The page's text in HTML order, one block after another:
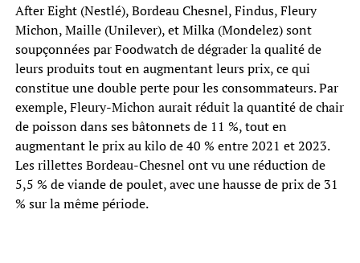
After Eight (Nestlé), Bordeau Chesnel, Findus, Fleury
Michon, Maille (Unilever), et Milka (Mondelez) sont
soupçonnées par Foodwatch de dégrader la qualité de
leurs produits tout en augmentant leurs prix, ce qui
constitue une double perte pour les consommateurs. Par
exemple, Fleury-Michon aurait réduit la quantité de chair
de poisson dans ses bâtonnets de 11 %, tout en
augmentant le prix au kilo de 40 % entre 2021 et 2023.
Les rillettes Bordeau-Chesnel ont vu une réduction de
5,5 % de viande de poulet, avec une hausse de prix de 31
% sur la même période.